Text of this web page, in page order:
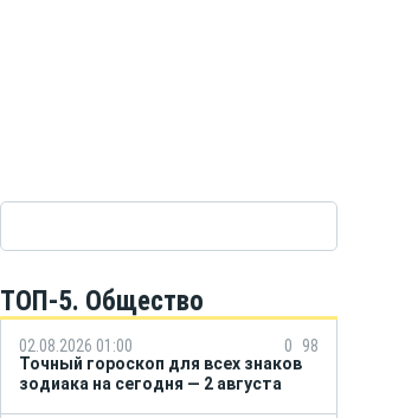
ТОП-5. Общество
02.08.2026 01:00 0
98
Точный гороскоп для всех знаков
зодиака на сегодня — 2 августа